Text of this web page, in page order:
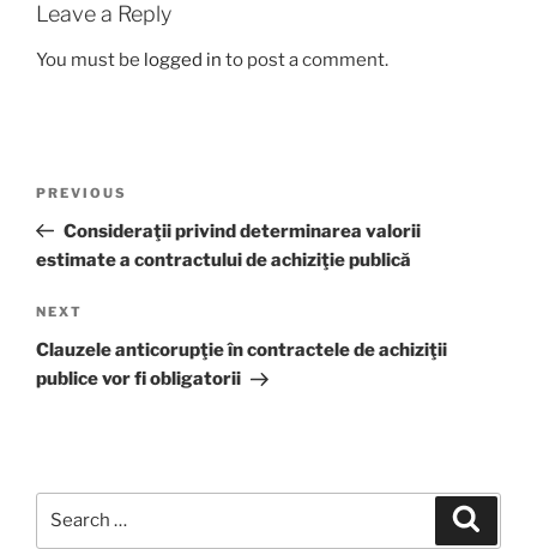
Leave a Reply
You must be logged in to post a comment.
Previous
Post
PREVIOUS
Consideraţii privind determinarea valorii
estimate a contractului de achiziţie publică
Next
Post
NEXT
Clauzele anticorupţie în contractele de achiziţii
publice vor fi obligatorii